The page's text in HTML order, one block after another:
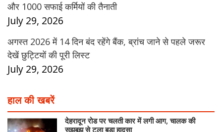
और 1000 सफाई कर्मियों की तैनाती
July 29, 2026
अगस्त 2026 में 14 दिन बंद रहेंगे बैंक, ब्रांच जाने से पहले जरूर
देखें छुट्टियों की पूरी लिस्ट
July 29, 2026
हाल की खबरें
देहरादून रोड पर चलती कार में लगी आग, चालक की
सूझबूझ से टला बड़ा हादसा